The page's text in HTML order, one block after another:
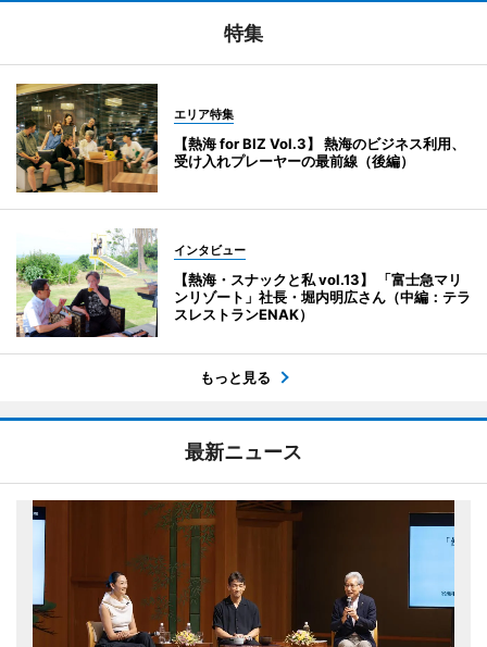
特集
エリア特集
【熱海 for BIZ Vol.3】 熱海のビジネス利用、
受け入れプレーヤーの最前線（後編）
インタビュー
【熱海・スナックと私 vol.13】 「富士急マリ
ンリゾート」社長・堀内明広さん（中編：テラ
スレストランENAK）
もっと見る
最新ニュース